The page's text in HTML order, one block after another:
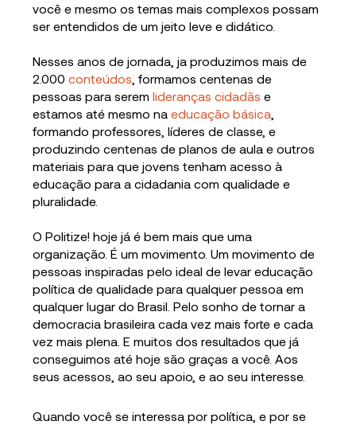
você e mesmo os temas mais complexos possam
ser entendidos de um jeito leve e didático.
Nesses anos de jornada, ja produzimos mais de
2.000conteúdos , formamos centenas de
pessoas para seremlideranças cidadãs e
estamos até mesmo naeducação básica
formando professores, líderes de classe, e
produzindo centenas de planos de aula e outros
materiais para que jovens tenham acesso à
educação para a cidadania com qualidade e
pluralidade.
O Politize! hoje já é bem mais que uma
organização. É um movimento. Um movimento de
pessoas inspiradas pelo ideal de levar educação
política de qualidade para qualquer pessoa em
qualquer lugar do Brasil. Pelo sonho de tornar a
democracia brasileira cada vez mais forte e cada
vez mais plena. E muitos dos resultados que já
conseguimos até hoje são graças a você. Aos
seus acessos, ao seu apoio, e ao seu interesse.
Quando você se interessa por política, e por se